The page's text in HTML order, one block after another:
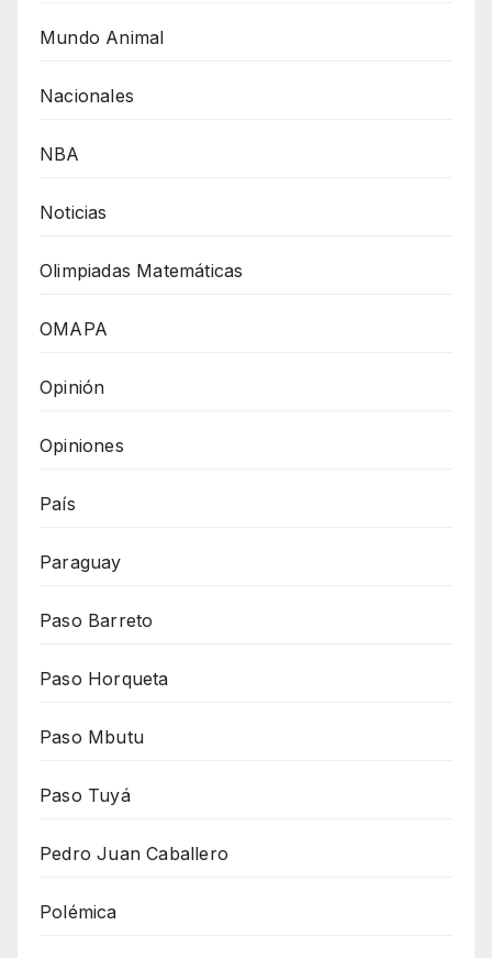
Mundo Animal
Nacionales
NBA
Noticias
Olimpiadas Matemáticas
OMAPA
Opinión
Opiniones
País
Paraguay
Paso Barreto
Paso Horqueta
Paso Mbutu
Paso Tuyá
Pedro Juan Caballero
Polémica